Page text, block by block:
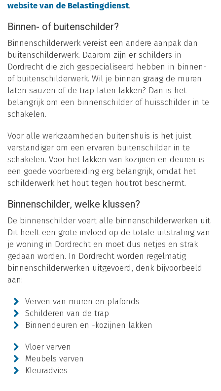
website van de Belastingdienst.
Binnen- of buitenschilder?
Binnenschilderwerk vereist een andere aanpak dan
buitenschilderwerk. Daarom zijn er schilders in
Dordrecht die zich gespecialiseerd hebben in binnen-
of buitenschilderwerk. Wil je binnen graag de muren
laten sauzen of de trap laten lakken? Dan is het
belangrijk om een binnenschilder of huisschilder in te
schakelen.
Voor alle werkzaamheden buitenshuis is het juist
verstandiger om een ervaren buitenschilder in te
schakelen. Voor het lakken van kozijnen en deuren is
een goede voorbereiding erg belangrijk, omdat het
schilderwerk het hout tegen houtrot beschermt.
Binnenschilder, welke klussen?
De binnenschilder voert alle binnenschilderwerken uit.
Dit heeft een grote invloed op de totale uitstraling van
je woning in Dordrecht en moet dus netjes en strak
gedaan worden. In Dordrecht worden regelmatig
binnenschilderwerken uitgevoerd, denk bijvoorbeeld
aan:
Verven van muren en plafonds
Schilderen van de trap
Binnendeuren en -kozijnen lakken
Vloer verven
Meubels verven
Kleuradvies